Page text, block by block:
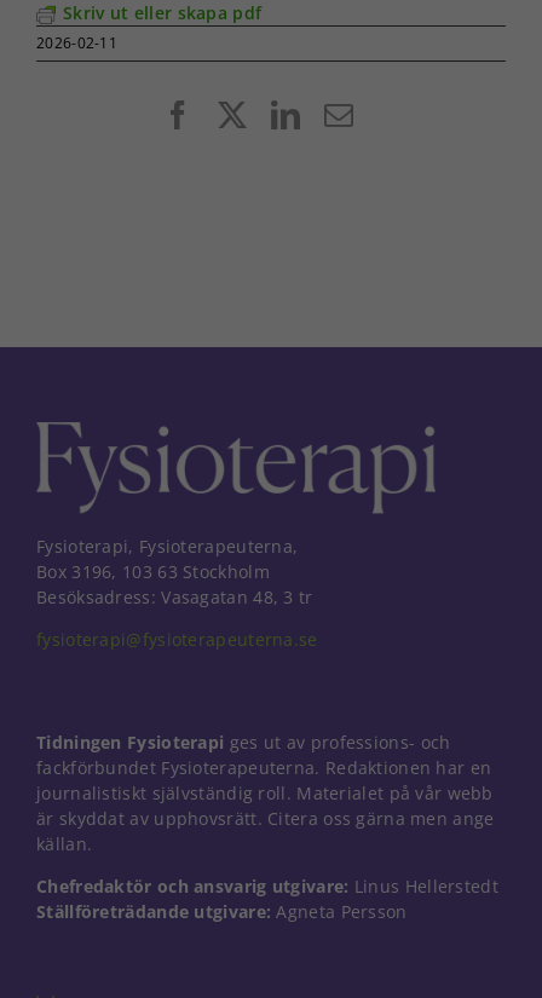
Skriv ut eller skapa pdf
2026-02-11
FacebookLinkedIn
E-
Fysioterapi, Fysioterapeuterna,
Box 3196, 103 63 Stockholm
Besöksadress: Vasagatan 48, 3 tr
fysioterapi@fysioterapeuterna.se
Tidningen Fysioterapi ges ut av professions- och
fackförbundet Fysioterapeuterna. Redaktionen har en
journalistiskt självständig roll. Materialet på vår webb
är skyddat av upphovsrätt. Citera oss gärna men ange
källan.
Chefredaktör och ansvarig utgivare: Linus Hellerstedt
Ställföreträdande utgivare: Agneta Persson
Nödvändiga
Dessa kakor